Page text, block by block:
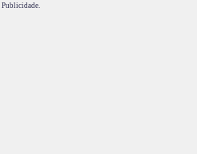
Publicidade.